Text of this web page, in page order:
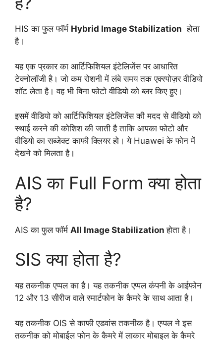
HIS का फुल फॉर्म Hybrid Image Stabilization होता
है।
यह एक प्रकार का आर्टिफिशियल इंटेलिजेंस पर आधारित
टेक्नोलॉजी है। जो कम रोशनी में लंबे समय तक एक्स्पोज़र वीडियो
शॉट लेता है। वह भी बिना फोटो वीडियो को ब्लर किए हुए।
इसमें वीडियो को आर्टिफिशियल इंटेलिजेंस की मदद से वीडियो को
स्थाई करने की कोशिश की जाती है ताकि आपका फोटो और
वीडियो का सब्जेक्ट काफी क्लियर हो। ये Huawei के फोन में
देखने को मिलता है।
AIS का Full Form क्या होता
है?
AIS का फुल फॉर्म All Image Stabilizationहोता है।
SIS क्या होता है?
यह तकनीक एप्पल का है। यह तकनीक एप्पल कंपनी के आईफोन
12 और 13 सीरीज वाले स्मार्टफोन के कैमरे के साथ आता है।
यह तकनीक OIS से काफी एडवांस तकनीक है। एप्पल ने इस
तकनीक को मोबाईल फोन के कैमरे में लाकार मोबाइल के कैमरे